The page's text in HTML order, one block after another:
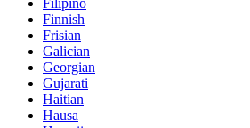
Filipino
Finnish
Frisian
Galician
Georgian
Gujarati
Haitian
Hausa